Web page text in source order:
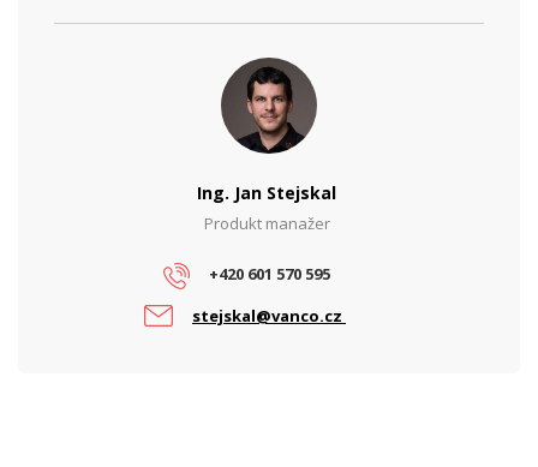
Ing. Jan Stejskal
Produkt manažer
+420 601 570 595
stejskal@vanco.cz